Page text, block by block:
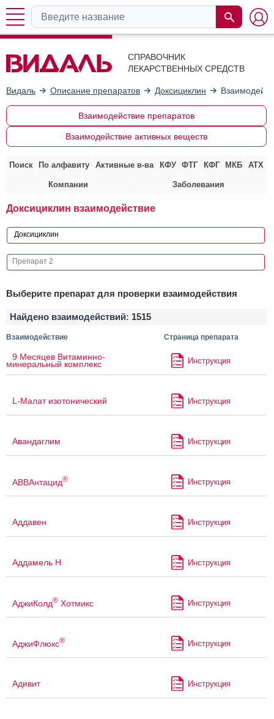
СПРАВОЧНИК
ЛЕКАРСТВЕННЫХ СРЕДСТВ
Видаль Описание препаратов Доксициклин
Взаимодействие препаратов
Взаимодействие активных веществ
Поиск По алфавиту Активные в-ва КФУ ФТГ КФГ МКБ АТХ
Компании Заболевания
Доксициклин взаимодействие
Выберите препарат для проверки взаимодействия
Найдено взаимодействий: 1515
Взаимодействие Страница препарата
9 Месяцев Витаминно-
минеральный комплекс Инструкция
L-Малат изотонический Инструкция
Авандаглим Инструкция
АВВАнтацид® Инструкция
Аддавен Инструкция
Аддамель Н Инструкция
АджиКолд® Хотмикс Инструкция
АджиФлюкс® Инструкция
Адивит Инструкция